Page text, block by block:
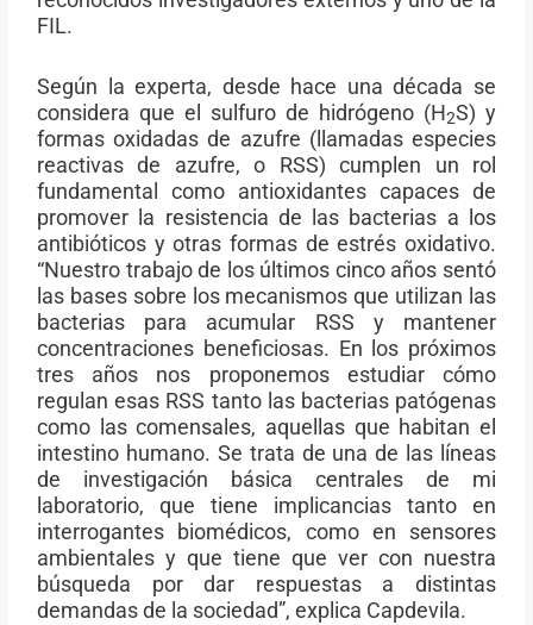
FIL.
Según la experta, desde hace una década se
considera que el sulfuro de hidrógeno (H2S) y
formas oxidadas de azufre (llamadas especies
reactivas de azufre, o RSS) cumplen un rol
fundamental como antioxidantes capaces de
promover la resistencia de las bacterias a los
antibióticos y otras formas de estrés oxidativo.
“Nuestro trabajo de los últimos cinco años sentó
las bases sobre los mecanismos que utilizan las
bacterias para acumular RSS y mantener
concentraciones beneficiosas. En los próximos
tres años nos proponemos estudiar cómo
regulan esas RSS tanto las bacterias patógenas
como las comensales, aquellas que habitan el
intestino humano. Se trata de una de las líneas
de investigación básica centrales de mi
laboratorio, que tiene implicancias tanto en
interrogantes biomédicos, como en sensores
ambientales y que tiene que ver con nuestra
búsqueda por dar respuestas a distintas
demandas de la sociedad”, explica Capdevila.